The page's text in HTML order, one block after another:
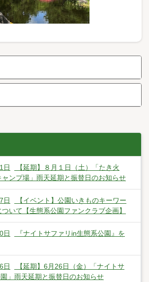
日
【延期】８月１日（土）「たき火
ンプ場」雨天延期と振替日のお知らせ
日
【イベント】公園いきものキーワー
ついて【生態系公園ファンクラブ企画】
日
『ナイトサファリin生態系公園』を
日
【延期】6月26日（金）「ナイトサ
」雨天延期と振替日のお知らせ